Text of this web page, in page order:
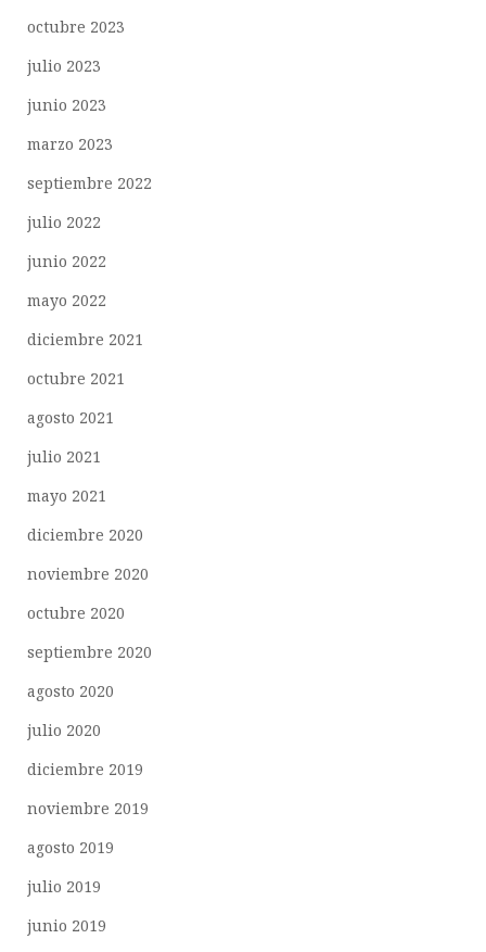
octubre 2023
julio 2023
junio 2023
marzo 2023
septiembre 2022
julio 2022
junio 2022
mayo 2022
diciembre 2021
octubre 2021
agosto 2021
julio 2021
mayo 2021
diciembre 2020
noviembre 2020
octubre 2020
septiembre 2020
agosto 2020
julio 2020
diciembre 2019
noviembre 2019
agosto 2019
julio 2019
junio 2019